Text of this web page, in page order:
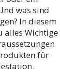
was sind
In diesem
alles Wichtige
für